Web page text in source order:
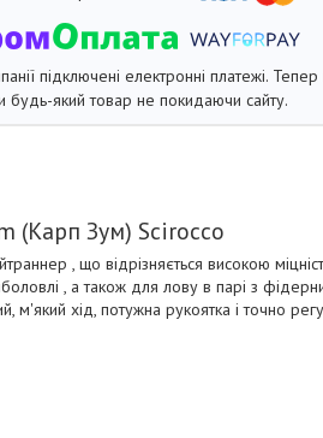
підключені електронні платежі.
будь-який товар не покидаючи сайту.
(Карп Зум) Scirocco
, що відрізняється високою
, а також для лову в парі з
м'який хід, потужна рукоятка і точно